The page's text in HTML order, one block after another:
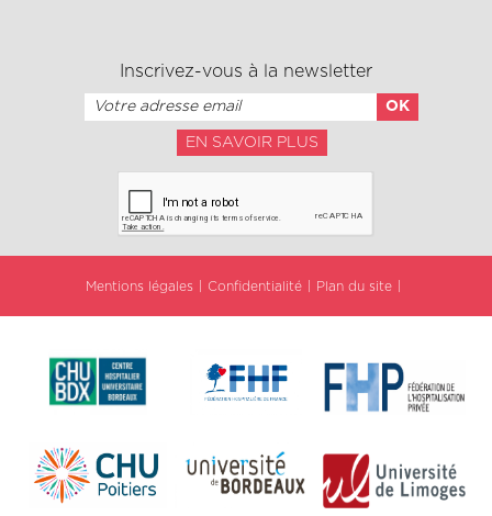
Inscrivez-vous à la newsletter
EN SAVOIR PLUS
Mentions légales Confidentialité Plan du site